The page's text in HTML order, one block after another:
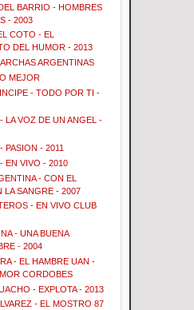
BARRIO - HOMBRES
- 2003
COTO - EL
DEL HUMOR - 2013
ARGENTINAS
MEJOR
- TODO POR TI -
LA VOZ DE UN ANGEL -
PASION - 2011
EN VIVO - 2010
- CON EL
LA SANGRE - 2007
- EN VIVO CLUB
- UNA BUENA
- 2004
- EL HAMBRE UAN -
CORDOBES
- EXPLOTA - 2013
- EL MOSTRO 87